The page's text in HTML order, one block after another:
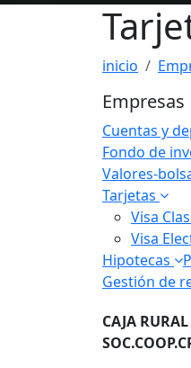
inicio
Empresas
Cuentas y
Fondo de
Valores-
Tarjetas
Visa
Visa
Hipotecas
Gestión de
CAJA